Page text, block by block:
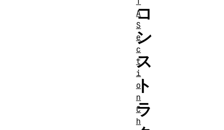
コ
ン
ス
ト
ラ
A
S
e
c
t
i
o
n
C
h